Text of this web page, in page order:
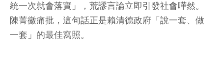
統一次就會落實」，荒謬言論立即引發社會嘩然。
陳菁徽痛批，這句話正是賴清德政府「說一套、做
一套」的最佳寫照。